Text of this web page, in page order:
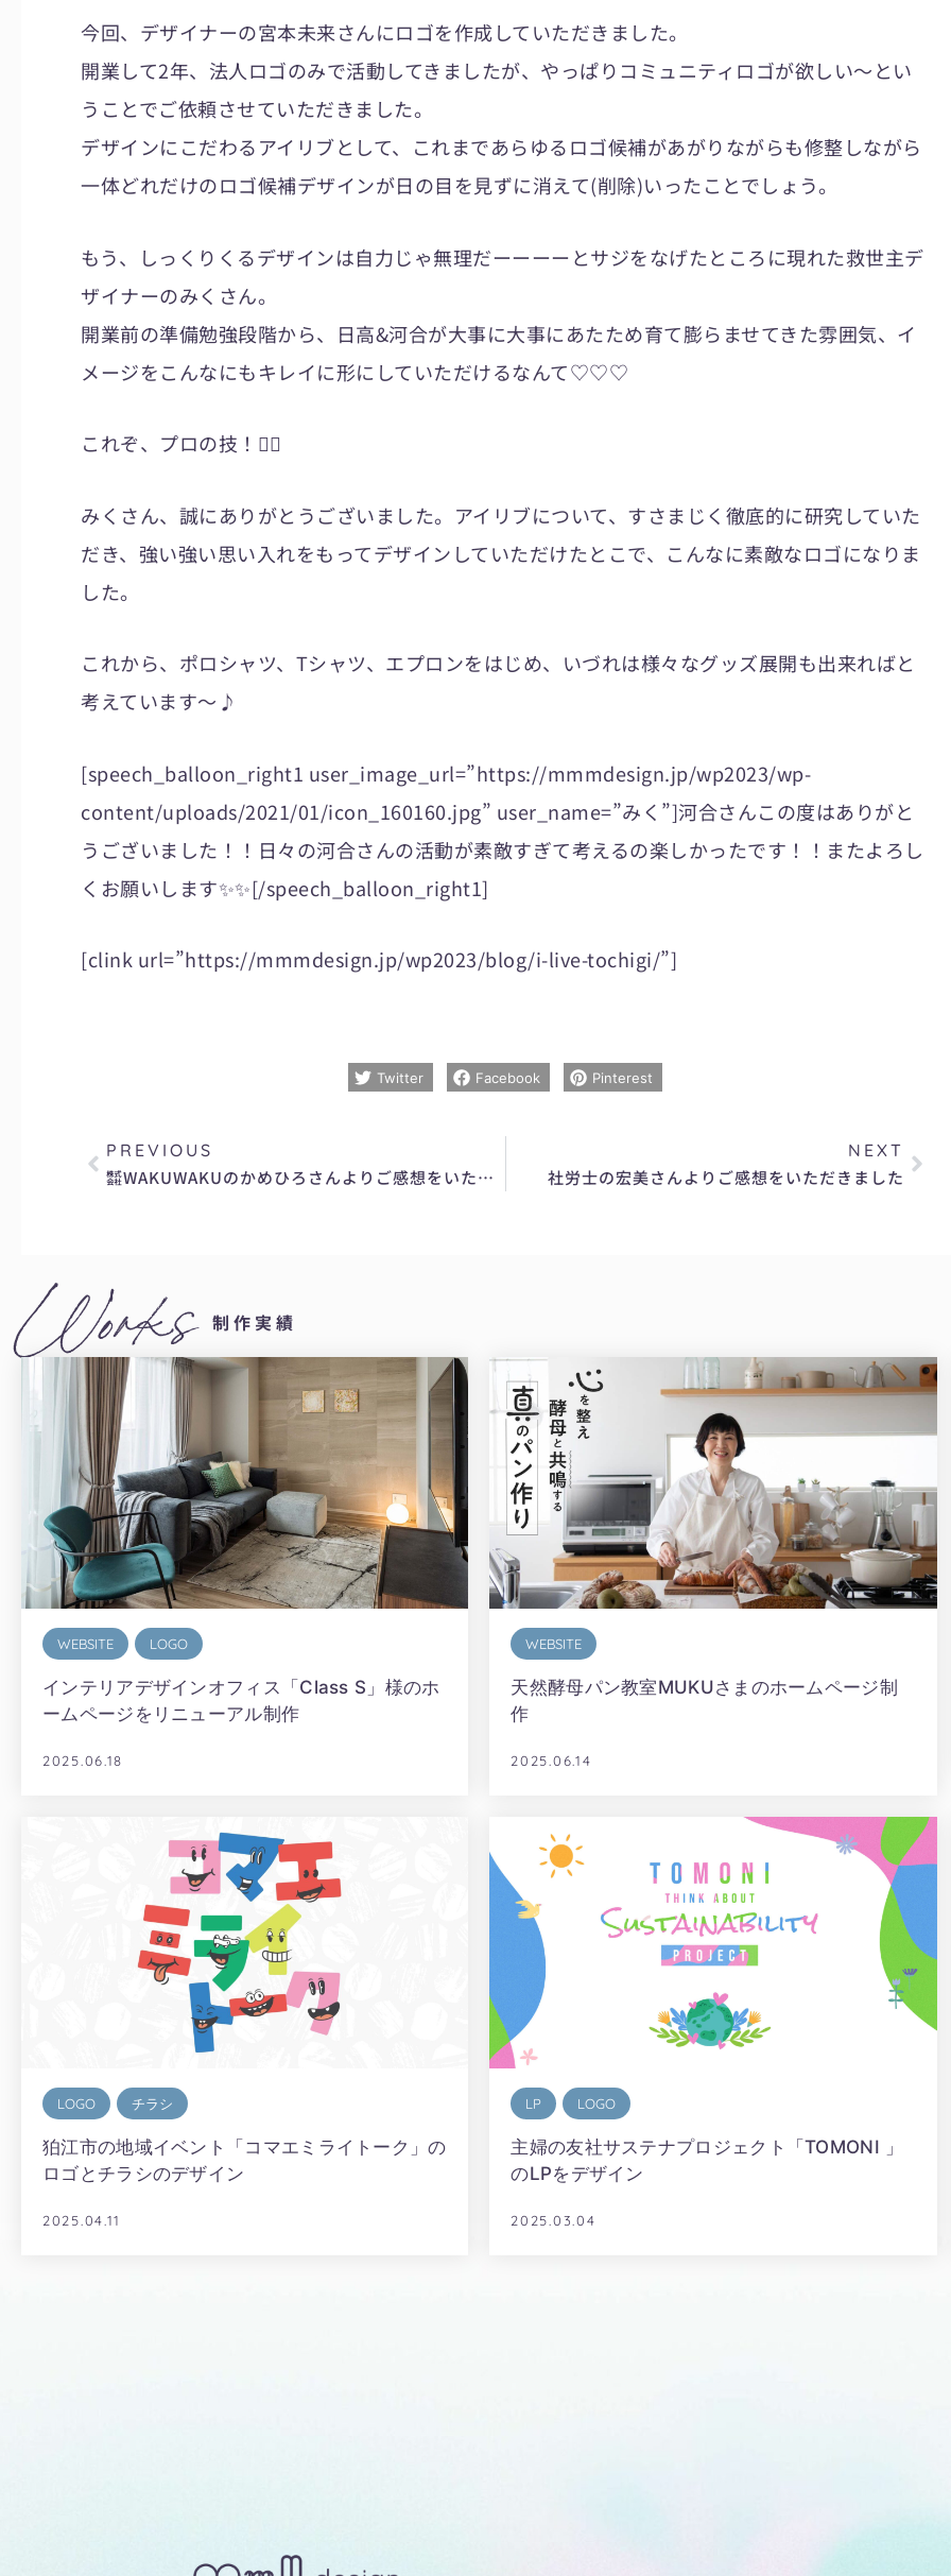
今回、デザイナーの宮本未来さんにロゴを作成していただきました。
開業して2年、法人ロゴのみで活動してきましたが、やっぱりコミュニティロゴが欲しい〜とい
うことでご依頼させていただきました。
デザインにこだわるアイリブとして、これまであらゆるロゴ候補があがりながらも修整しながら
一体どれだけのロゴ候補デザインが日の目を見ずに消えて(削除)いったことでしょう。
もう、しっくりくるデザインは自力じゃ無理だーーーーとサジをなげたところに現れた救世主デ
ザイナーのみくさん。
開業前の準備勉強段階から、日高&河合が大事に大事にあたため育て膨らませてきた雰囲気、イ
メージをこんなにもキレイに形にしていただけるなんて♡♡♡
これぞ、プロの技！🙇‍♀
みくさん、誠にありがとうございました。アイリブについて、すさまじく徹底的に研究していた
だき、強い強い思い入れをもってデザインしていただけたとこで、こんなに素敵なロゴになりま
した。
これから、ポロシャツ、Tシャツ、エプロンをはじめ、いづれは様々なグッズ展開も出来ればと
考えています〜♪
[speech_balloon_right1 user_image_url=”https://mmmdesign.jp/wp2023/wp-
content/uploads/2021/01/icon_160160.jpg” user_name=”みく”]河合さんこの度はありがと
うございました！！日々の河合さんの活動が素敵すぎて考えるの楽しかったです！！またよろし
くお願いします✨✨[/speech_balloon_right1]
[clink url=”https://mmmdesign.jp/wp2023/blog/i-live-tochigi/”]
Twitter Facebook Pinterest
Prev
PREVIOUS
㍿WAKUWAKUのかめひろさんよりご感想をいただきました
NEXT
社労士の宏美さんよりご感想をいただきました
Works 制作実績
WEBSITE LOGO
インテリアデザインオフィス「Class S」様のホ
ームページをリニューアル制作
2025.06.18
WEBSITE
天然酵母パン教室MUKUさまのホームページ制
作
2025.06.14
LOGO チラシ
狛江市の地域イベント「コマエミライトーク」の
ロゴとチラシのデザイン
2025.04.11
LP LOGO
主婦の友社サステナプロジェクト「TOMONI 」
のLPをデザイン
2025.03.04